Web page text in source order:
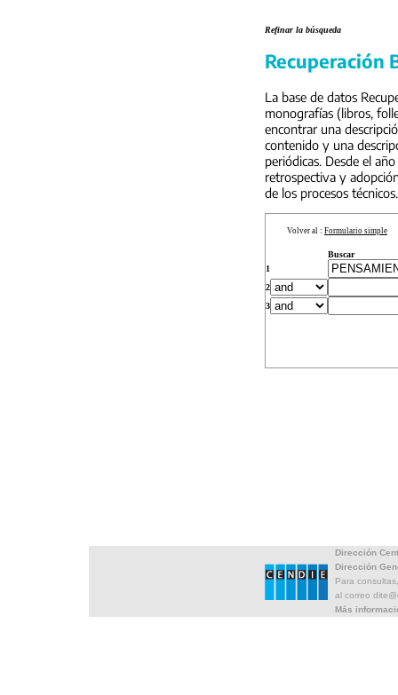
Refinar la búsqueda
Recuperación
La base de datos
monografías (libros,
encontrar una
contenido y una
periódicas. Desde el
retrospectiva y
de los procesos técnicos.
Volver al : Formulario simple
Buscar
1
2
3
Dirección
Dirección
Para
al correo
Más